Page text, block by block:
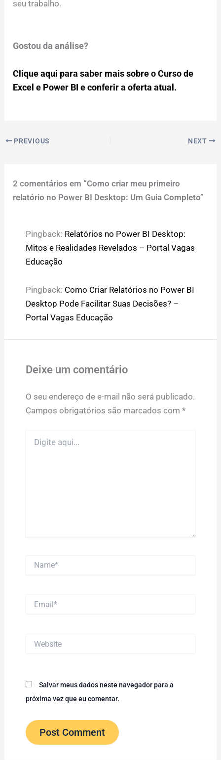
seu trabalho.
Gostou da análise?
Clique aqui para saber mais sobre o Curso de
Excel e Power BI e conferir a oferta atual.
PREVIOUS NEXT
2 comentários em “Como criar meu primeiro
relatório no Power BI Desktop: Um Guia Completo”
Pingback: Relatórios no Power BI Desktop:
Mitos e Realidades Revelados – Portal Vagas
Educação
Pingback: Como Criar Relatórios no Power BI
Desktop Pode Facilitar Suas Decisões? –
Portal Vagas Educação
Deixe um comentário
O seu endereço de e-mail não será publicado.
Campos obrigatórios são marcados com *
aqui...
Salvar meus dados neste navegador para a
próxima vez que eu comentar.